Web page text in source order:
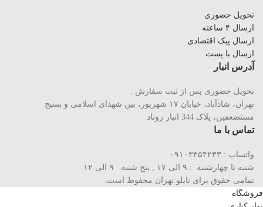
تحویل حضوری
ارسال ۴ ساعته
ارسال پیک اقتصادی
ارسال با پست
آدرس انبار
تحویل حضوری پس از ثبت سفارش :
تهران، شادآباد، خیابان ١٧ شهریور، بین شهدای اسلامی و بسیج
مستضعفین، پلاک 344 انبار روناد
تماس با ما
واتساپ : ۰۹۱۰۳۳۵۴۲۳۳
شنبه تا چهارشنبه : ۹ الی ۱۷ , پنج شنبه ۹ الی ۱۲
تمامی حقوق برای تابلو تهران محفوظ است.
فروشگاه